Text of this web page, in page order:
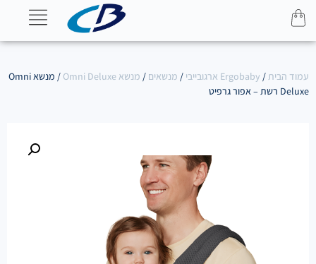
עמוד הבית/ Ergobaby ארגובייבי / מנשאים / מנשא Omni Deluxe
/ מנשא Omni
Deluxe רשת – אפור גרפיט